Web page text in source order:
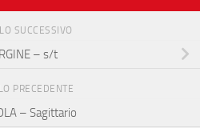
SUCCESSIVO
– s/t
PRECEDENTE
– Sagittario